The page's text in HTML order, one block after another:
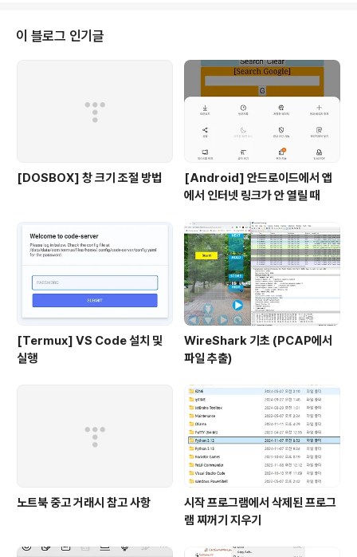
이 블로그 인기글
[DOSBOX] 창 크기 조절 방법
[Android] 안드로이드에서 앱
에서 인터넷 링크가 안 열릴 때
[Termux] VS Code 설치 및
실행
WireShark 기초 (PCAP에서
파일 추출)
노트북 중고 거래시 참고 사항
시작 프로그램에서 삭제된 프로그
램 찌꺼기 지우기